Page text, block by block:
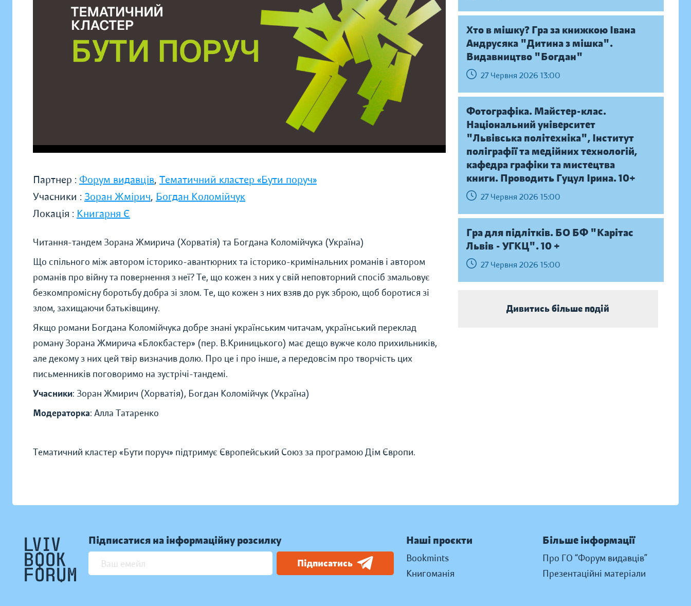
Партнер : Форум видавців, Тематичний кластер «Бути поруч»
Учасники : Зоран Жмірич, Богдан Коломійчук
Локація : Книгарня Є
Читання-тандем Зорана Жмирича (Хорватія) та Богдана Коломійчука (Україна)
Що спільного між автором історико-авантюрних та історико-кримінальних романів і автором
романів про війну та повернення з неї? Те, що кожен з них у свій неповторний спосіб змальовує
безкомпромісну боротьбу добра зі злом. Те, що кожен з них взяв до рук зброю, щоб боротися зі
злом, захищаючи батьківщину.
Якщо романи Богдана Коломійчука добре знані українським читачам, український переклад
роману Зорана Жмирича «Блокбастер» (пер. В.Криницького) має дещо вужче коло прихильників,
але декому з них цей твір визначив долю. Про це і про інше, а передовсім про творчість цих
письменників поговоримо на зустрічі-тандемі.
Учасники: Зоран Жмирич (Хорватія), Богдан Коломійчук (Україна)
Модераторка: Алла Татаренко
Тематичний кластер «Бути поруч» підтримує Європейський Союз за програмою Дім Європи.
Хто в мішку? Гра за книжкою Івана
Андрусяка "Дитина з мішка".
Видавництво "Богдан"
27 Червня 2026 13:00
Фотографіка. Майстер-клас.
Національний університет
"Львівська політехніка", Інститут
поліграфії та медійних технологій,
кафедра графіки та мистецтва
книги. Проводить Гуцул Ірина. 10+
27 Червня 2026 15:00
Гра для підлітків. БО БФ "Карітас
Львів - УГКЦ". 10 +
27 Червня 2026 15:00
Дивитись більше подій
Підписатися на інформаційну розсилку
Підписатись
Наші проєкти
Bookmints
Книгоманія
Більше інформації
Про ГО “Форум видавців”
Презентаційні матеріали